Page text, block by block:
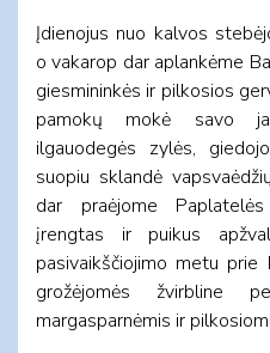
Įdienojus nuo kalvos
o vakarop dar aplankėme
giesmininkės ir pilkosios
pamokų mokė savo
ilgauodegės zylės,
suopiu sklandė
dar praėjome
įrengtas ir puikus
pasivaikščiojimo metu
grožėjomės žvirbline
margasparnėmis ir